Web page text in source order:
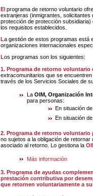
El programa de retorno voluntario ofrece la posibilidad de retornar a aquellas personas
extranjeras (inmigrantes,
protección de protección
los requisitos establecidos.
La gestión de estos programas está encomendada a organizaciones no gubernamentales y
organizaciones internacionales
Los programas son los siguientes:
1. Programa de retorno
extracomunitarios que se
través de los Servicios Sociales de
La OIM, Organización
para personas:
En situación
En situación
2. Programa de retorno
no sujetos a la obligación de
asociado al retorno. Lo gestiona la
Más información
3. Programa de ayudas complementarias al abono acumulado y anticipado de la
prestación contributiva por
que retornen voluntariamente a